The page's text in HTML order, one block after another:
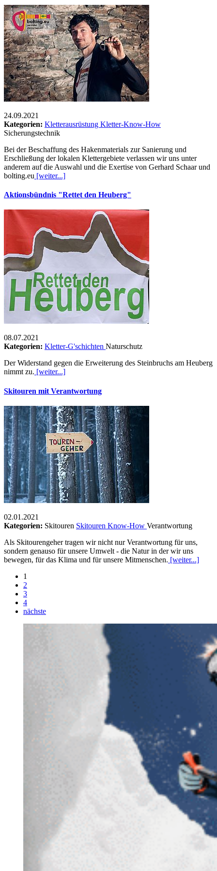
24.09.2021
Kategorien: Kletterausrüstung Kletter-Know-How
Sicherungstechnik
Bei der Beschaffung des Hakenmaterials zur Sanierung und
Erschließung der lokalen Klettergebiete verlassen wir uns unter
anderem auf die Auswahl und die Exertise von Gerhard Schaar und
bolting.eu [weiter...]
Aktionsbündnis "Rettet den Heuberg"
08.07.2021
Kategorien: Kletter-G'schichten Naturschutz
Der Widerstand gegen die Erweiterung des Steinbruchs am Heuberg
nimmt zu. [weiter...]
Skitouren mit Verantwortung
02.01.2021
Kategorien: Skitouren Skitouren Know-How Verantwortung
Als Skitourengeher tragen wir nicht nur Verantwortung für uns,
sondern genauso für unsere Umwelt - die Natur in der wir uns
bewegen, für das Klima und für unsere Mitmenschen. [weiter...]
1
2
3
4
nächste